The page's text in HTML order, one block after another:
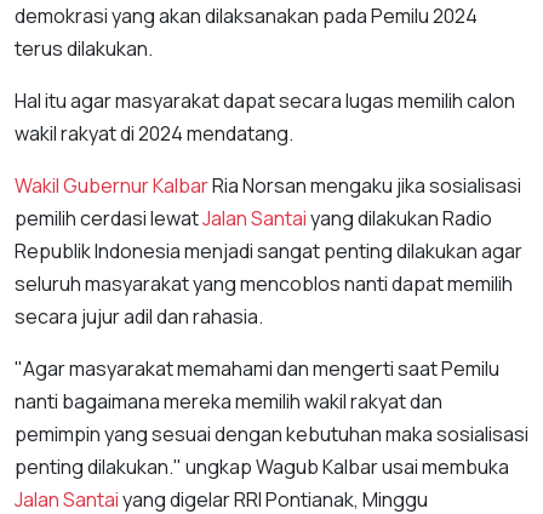
demokrasi yang akan dilaksanakan pada Pemilu 2024
terus dilakukan.
Hal itu agar masyarakat dapat secara lugas memilih calon
wakil rakyat di 2024 mendatang.
Wakil Gubernur KalbarRia Norsan mengaku jika sosialisasi
pemilih cerdasi lewatJalan Santaiyang dilakukan Radio
Republik Indonesia menjadi sangat penting dilakukan agar
seluruh masyarakat yang mencoblos nanti dapat memilih
secara jujur adil dan rahasia.
"Agar masyarakat memahami dan mengerti saat Pemilu
nanti bagaimana mereka memilih wakil rakyat dan
pemimpin yang sesuai dengan kebutuhan maka sosialisasi
penting dilakukan." ungkap Wagub Kalbar usai membuka
Jalan Santaiyang digelar RRI Pontianak, Minggu